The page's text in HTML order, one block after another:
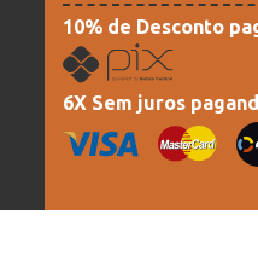
10% de Desconto
6X Sem juros